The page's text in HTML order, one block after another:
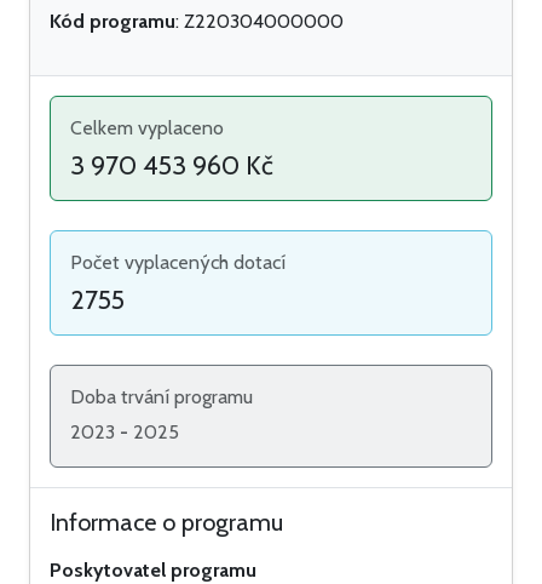
Kód programu: Z220304000000
Celkem vyplaceno
3 970 453 960 Kč
Počet vyplacených dotací
2755
Doba trvání programu
2023 - 2025
Informace o programu
Poskytovatel programu